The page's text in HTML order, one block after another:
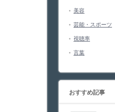
美容
芸能・スポーツ
視聴率
言葉
おすすめ記事